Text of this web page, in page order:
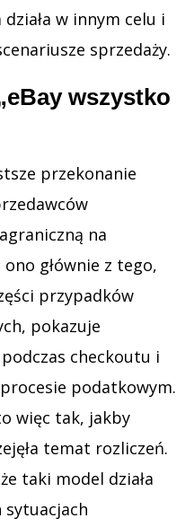
w innym celu i
sprzedaży.
wszystko
przekonanie
na
głównie z tego,
przypadków
pokazuje
checkoutu i
podatkowym.
więc tak, jakby
temat rozliczeń.
taki model działa
sytuacjach